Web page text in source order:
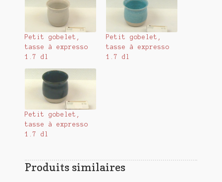
Petit gobelet,
tasse à expresso
1.7 dl
Petit gobelet,
tasse à expresso
1.7 dl
Petit gobelet,
tasse à expresso
1.7 dl
Produits similaires